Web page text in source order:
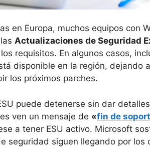
en Europa, muchos equipos con
Actualizaciones de Seguridad
requisitos. En algunos casos,
disponible en la región, dejando
los próximos parches.
puede detenerse sin dar
ven un mensaje de «fin de
a tener ESU activo. Microsoft
seguridad siguen llegando por los